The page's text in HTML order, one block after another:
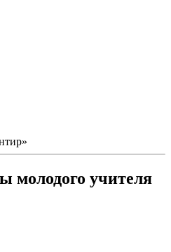
молодого учителя